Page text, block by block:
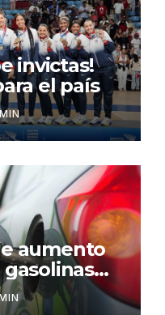
invictas!
el país
aumento
gasolinas